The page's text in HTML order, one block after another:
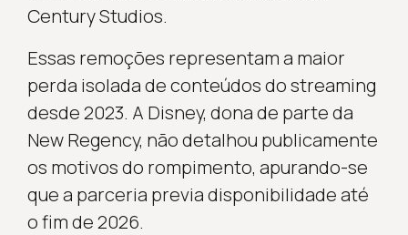
Century Studios.
Essas remoções representam a maior
perda isolada de conteúdos do streaming
desde 2023. A Disney, dona de parte da
New Regency, não detalhou publicamente
os motivos do rompimento, apurando-se
que a parceria previa disponibilidade até
o fim de 2026.